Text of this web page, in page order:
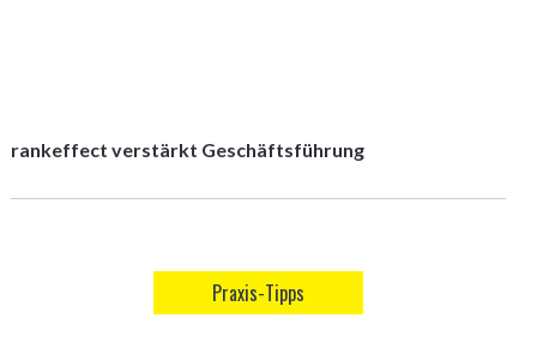
rankeffect verstärkt Geschäftsführung
Praxis-Tipps